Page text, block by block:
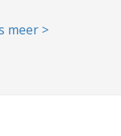
meer >